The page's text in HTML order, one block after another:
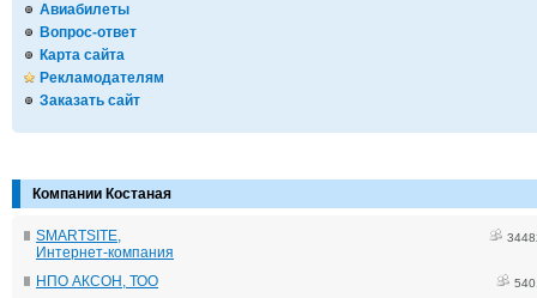
Авиабилеты
Вопрос-ответ
Карта сайта
Рекламодателям
Заказать сайт
Компании Костаная
SMARTSITE,
Интернет-компания
НПО АКСОН, ТОО